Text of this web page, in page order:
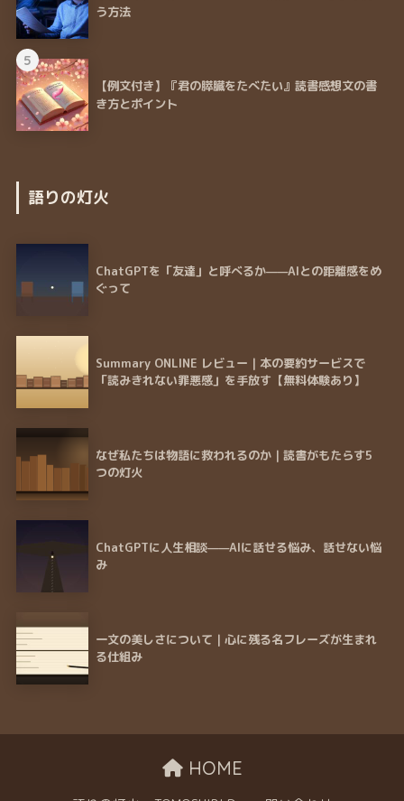
う方法
5
【例文付き】『君の膵臓をたべたい』読書感想文の書
き方とポイント
語りの灯火
ChatGPTを「友達」と呼べるか——AIとの距離感をめ
ぐって
Summary ONLINE レビュー｜本の要約サービスで
「読みきれない罪悪感」を手放す【無料体験あり】
なぜ私たちは物語に救われるのか｜読書がもたらす5
つの灯火
ChatGPTに人生相談——AIに話せる悩み、話せない悩
み
一文の美しさについて｜心に残る名フレーズが生まれ
る仕組み
HOME